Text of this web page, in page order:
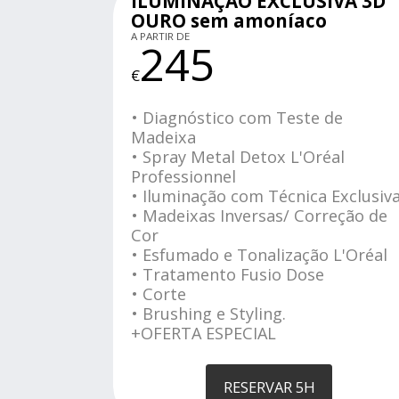
OURO sem amoníaco
A PARTIR DE
€245
• Diagnóstico com Teste de
Madeixa
• Spray Metal Detox L'Oréal
Professionnel
• Iluminação com Técnica
• Madeixas Inversas/ Correção de
Cor
• Esfumado e Tonalização L'Oréal
• Tratamento Fusio Dose
• Corte
• Brushing e Styling.
+OFERTA ESPECIAL
RESERVAR 5H